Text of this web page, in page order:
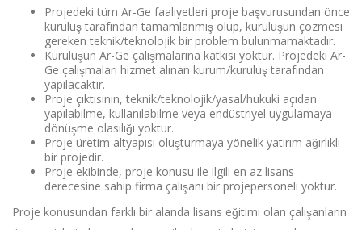
Projedeki tüm Ar-Ge faaliyetleri proje başvurusundan önce
kuruluş tarafından tamamlanmış olup, kuruluşun çözmesi
gereken teknik/teknolojik bir problem bulunmamaktadır.
Kuruluşun Ar-Ge çalışmalarına katkısı yoktur. Projedeki Ar-
Ge çalışmaları hizmet alınan kurum/kuruluş tarafından
yapılacaktır.
Proje çıktısının, teknik/teknolojik/yasal/hukuki açıdan
yapılabilme, kullanılabilme veya endüstriyel uygulamaya
dönüşme olasılığı yoktur.
Proje üretim altyapısı oluşturmaya yönelik yatırım ağırlıklı
bir projedir.
Proje ekibinde, proje konusu ile ilgili en az lisans
derecesine sahip firma çalışanı bir projepersoneli yoktur.
Proje konusundan farklı bir alanda lisans eğitimi olan çalışanların